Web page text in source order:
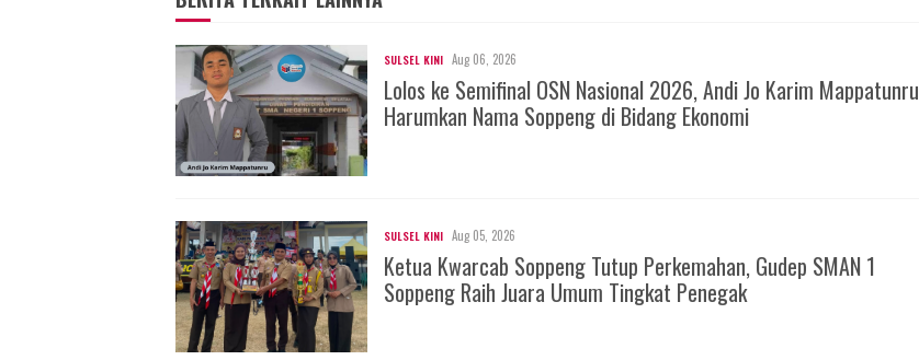
SULSEL KINI Aug 06, 2026
Lolos ke Semifinal OSN Nasional 2026, Andi Jo Karim Mappatunru
Harumkan Nama Soppeng di Bidang Ekonomi
SULSEL KINI Aug 05, 2026
Ketua Kwarcab Soppeng Tutup Perkemahan, Gudep SMAN 1
Soppeng Raih Juara Umum Tingkat Penegak